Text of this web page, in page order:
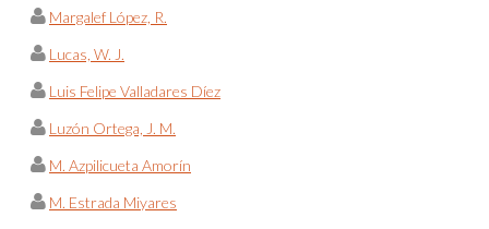
Margalef López, R.
Lucas, W. J.
Luis Felipe Valladares Díez
Luzón Ortega, J. M.
M. Azpilicueta Amorín
M. Estrada Miyares